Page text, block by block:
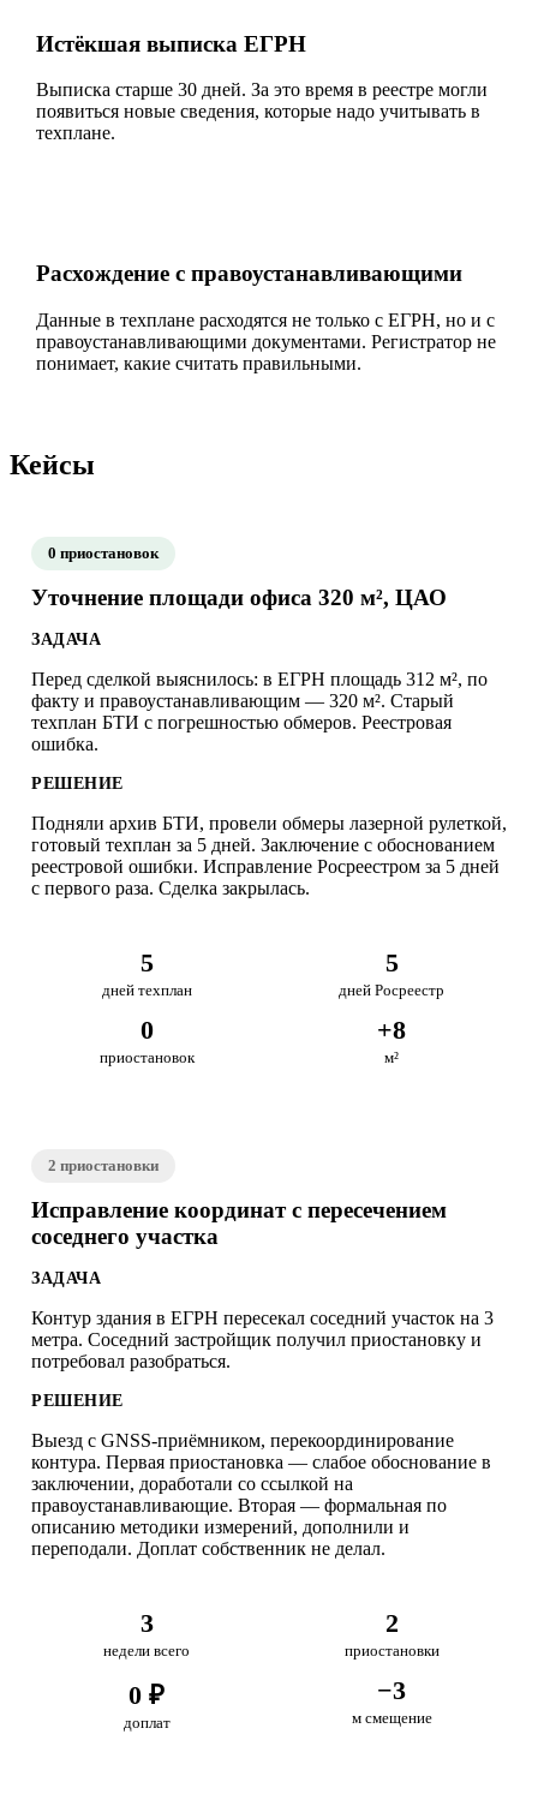
Истёкшая выписка ЕГРН
Выписка старше 30 дней. За это время в реестре могли
появиться новые сведения, которые надо учитывать в
техплане.
Расхождение с правоустанавливающими
Данные в техплане расходятся не только с ЕГРН, но и с
правоустанавливающими документами. Регистратор не
понимает, какие считать правильными.
Кейсы
0 приостановок
Уточнение площади офиса 320 м², ЦАО
ЗАДАЧА
Перед сделкой выяснилось: в ЕГРН площадь 312 м², по
факту и правоустанавливающим — 320 м². Старый
техплан БТИ с погрешностью обмеров. Реестровая
ошибка.
РЕШЕНИЕ
Подняли архив БТИ, провели обмеры лазерной рулеткой,
готовый техплан за 5 дней. Заключение с обоснованием
реестровой ошибки. Исправление Росреестром за 5 дней
с первого раза. Сделка закрылась.
5
дней техплан
5
дней Росреестр
0
приостановок
+8
м²
2 приостановки
Исправление координат с пересечением
соседнего участка
ЗАДАЧА
Контур здания в ЕГРН пересекал соседний участок на 3
метра. Соседний застройщик получил приостановку и
потребовал разобраться.
РЕШЕНИЕ
Выезд с GNSS-приёмником, перекоординирование
контура. Первая приостановка — слабое обоснование в
заключении, доработали со ссылкой на
правоустанавливающие. Вторая — формальная по
описанию методики измерений, дополнили и
переподали. Доплат собственник не делал.
3
недели всего
2
приостановки
0 ₽
доплат
−3
м смещение